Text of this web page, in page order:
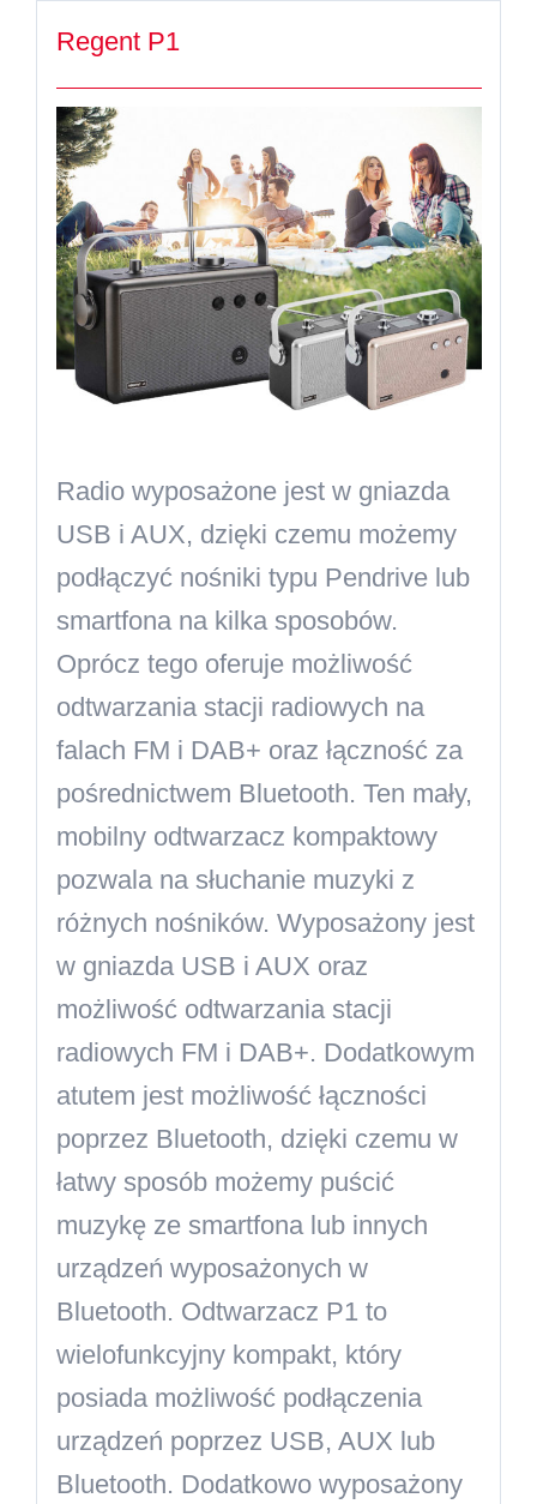
Regent P1
Radio wyposażone jest w gniazda
USB i AUX, dzięki czemu możemy
podłączyć nośniki typu Pendrive lub
smartfona na kilka sposobów.
Oprócz tego oferuje możliwość
odtwarzania stacji radiowych na
falach FM i DAB+ oraz łączność za
pośrednictwem Bluetooth. Ten mały,
mobilny odtwarzacz kompaktowy
pozwala na słuchanie muzyki z
różnych nośników. Wyposażony jest
w gniazda USB i AUX oraz
możliwość odtwarzania stacji
radiowych FM i DAB+. Dodatkowym
atutem jest możliwość łączności
poprzez Bluetooth, dzięki czemu w
łatwy sposób możemy puścić
muzykę ze smartfona lub innych
urządzeń wyposażonych w
Bluetooth. Odtwarzacz P1 to
wielofunkcyjny kompakt, który
posiada możliwość podłączenia
urządzeń poprzez USB, AUX lub
Bluetooth. Dodatkowo wyposażony